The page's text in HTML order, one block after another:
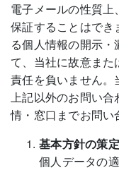
電子メールの性質
保証することはで
る個人情報の開示
て、当社に故意ま
責任を負いません。
上記以外のお問い
情・窓口までお問い
基本方針の策定
個人データの